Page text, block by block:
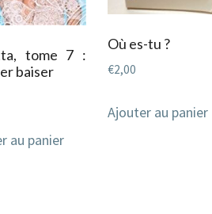
tome 7 :
baiser
au panier
Où es-tu ?
€2,00
Ajouter au panier